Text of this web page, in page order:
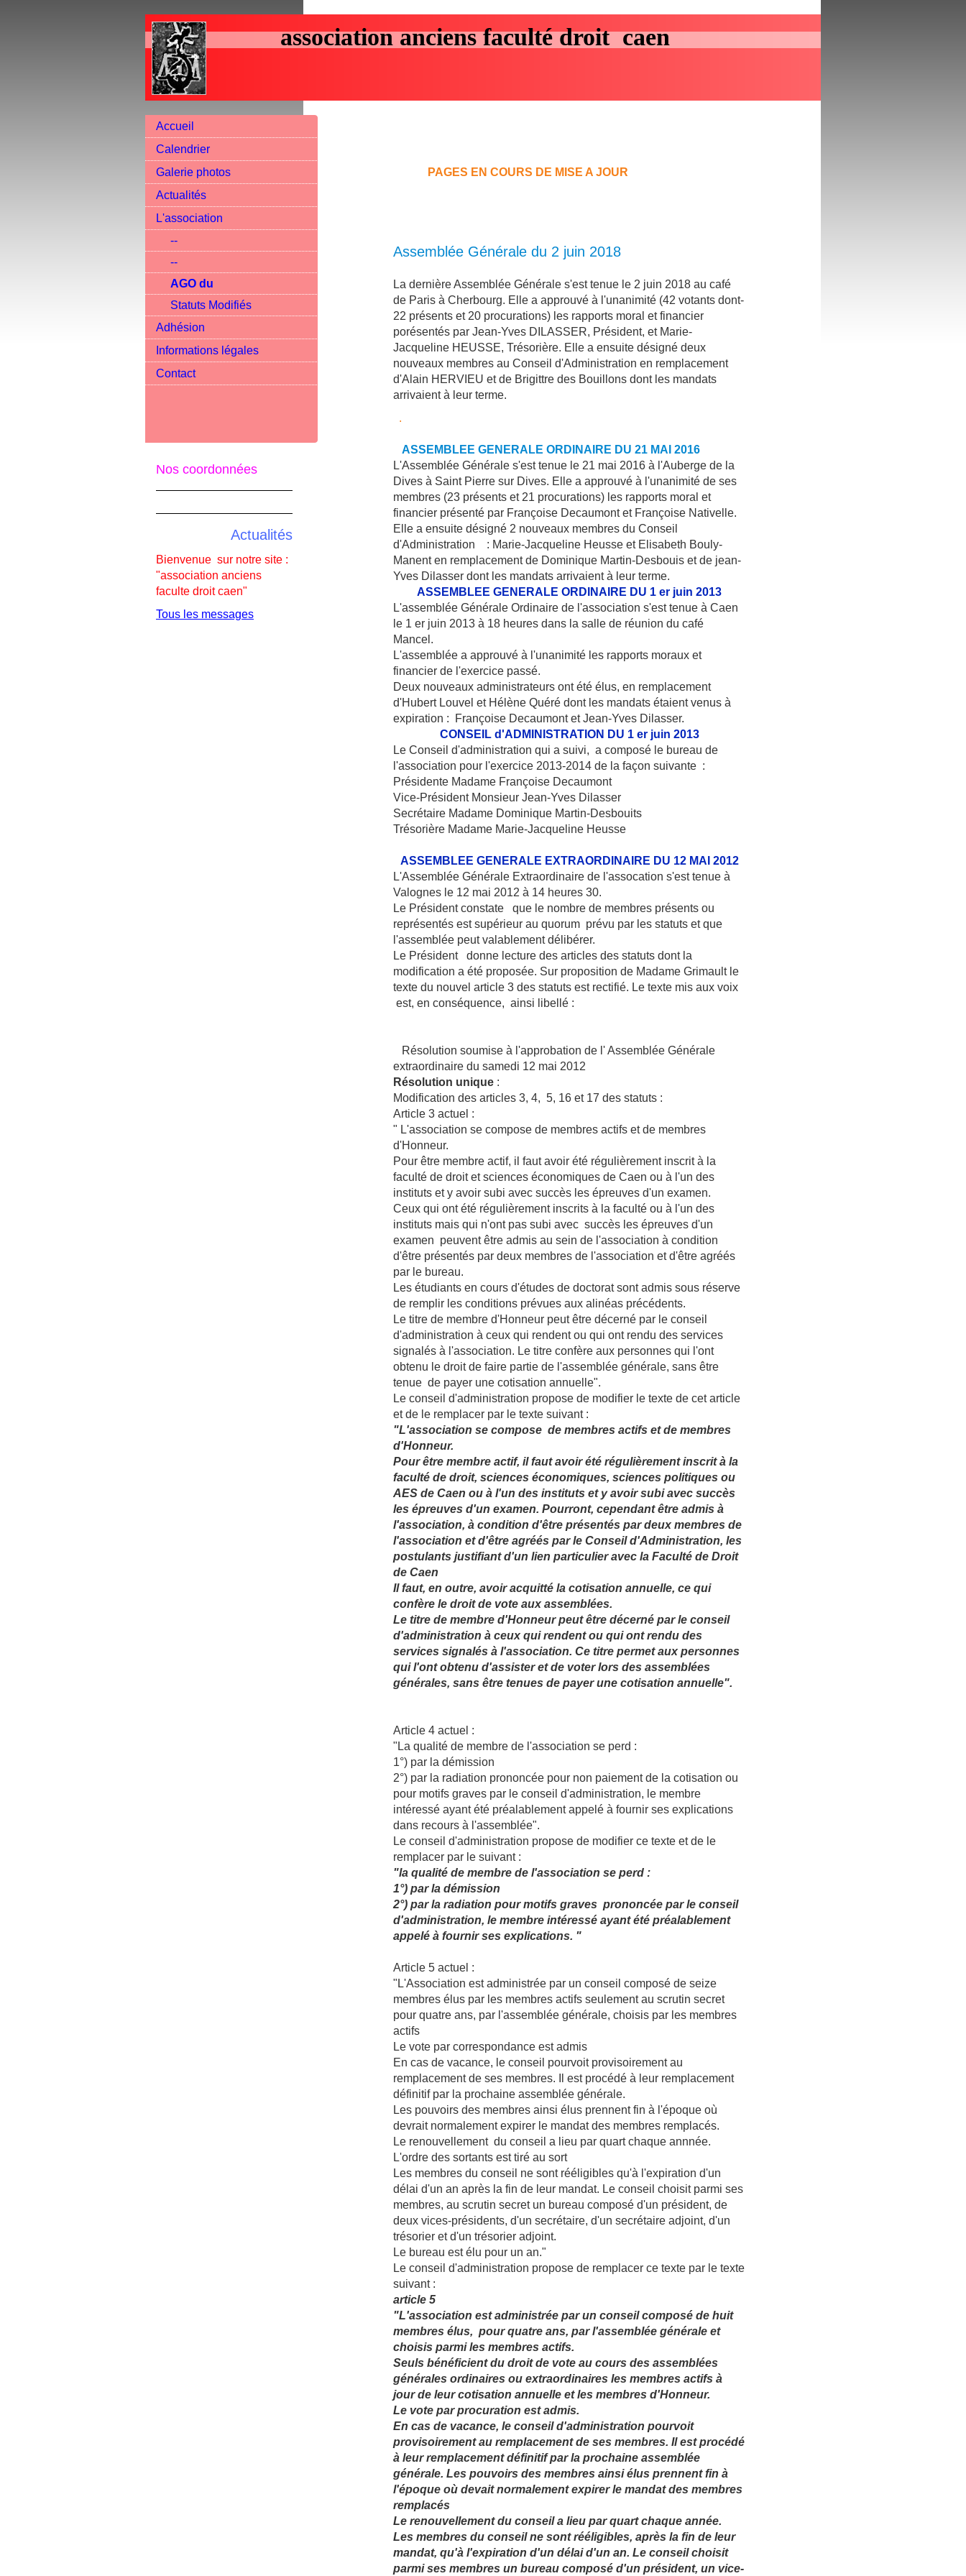
association anciens faculté droit caen
PAGES EN COURS DE MISE A JOUR
Assemblée Générale du 2 juin 2018
La dernière Assemblée Générale s'est tenue le 2 juin 2018 au café
de Paris à Cherbourg. Elle a approuvé à l'unanimité (42 votants dont-
22 présents et 20 procurations) les rapports moral et financier
porésentés par Jean-Yves DILASSER, Président, et Marie-
Jacqueline HEUSSE, Trésorière. Elle a ensuite désigné deux
nouveaux membres au Conseil d'Administration en remplacement
d'Alain HERVIEU et de Brigittre des Bouillons dont les mandats
arrivaient à leur terme.
.
ASSEMBLEE GENERALE ORDINAIRE DU 21 MAI 2016
L'Assemblée Générale s'est tenue le 21 mai 2016 à l'Auberge de la
Dives à Saint Pierre sur Dives. Elle a approuvé à l'unanimité de ses
membres (23 présents et 21 procurations) les rapports moral et
financier présenté par Françoise Decaumont et Françoise Nativelle.
Elle a ensuite désigné 2 nouveaux membres du Conseil
d'Administration : Marie-Jacqueline Heusse et Elisabeth Bouly-
Manent en remplacement de Dominique Martin-Desbouis et de jean-
Yves Dilasser dont les mandats arrivaient à leur terme.
ASSEMBLEE GENERALE ORDINAIRE DU 1 er juin 2013
L'assemblée Générale Ordinaire de l'association s'est tenue à Caen
le 1 er juin 2013 à 18 heures dans la salle de réunion du café
Mancel.
L'assemblée a approuvé à l'unanimité les rapports moraux et
financier de l'exercice passé.
Deux nouveaux administrateurs ont été élus, en remplacement
d'Hubert Louvel et Hélène Quéré dont les mandats étaient venus à
expiration : Françoise Decaumont et Jean-Yves Dilasser.
CONSEIL d'ADMINISTRATION DU 1 er juin 2013
Le Conseil d'administration qui a suivi, a composé le bureau de
l'association pour l'exercice 2013-2014 de la façon suivante :
Présidente Madame Françoise Decaumont
Vice-Président Monsieur Jean-Yves Dilasser
Secrétaire Madame Dominique Martin-Desbouits
Trésorière Madame Marie-Jacqueline Heusse
ASSEMBLEE GENERALE EXTRAORDINAIRE DU 12 MAI 2012
L'Assemblée Générale Extraordinaire de l'assocation s'est tenue à
Valognes le 12 mai 2012 à 14 heures 30.
Le Président constate que le nombre de membres présents ou
représentés est supérieur au quorum prévu par les statuts et que
l'assemblée peut valablement délibérer.
Le Président donne lecture des articles des statuts dont la
modification a été proposée. Sur proposition de Madame Grimault le
texte du nouvel article 3 des statuts est rectifié. Le texte mis aux voix
est, en conséquence, ainsi libellé :
Résolution soumise à l'approbation de l' Assemblée Générale
extraordinaire du samedi 12 mai 2012
Résolution unique :
Modification des articles 3, 4, 5, 16 et 17 des statuts :
Article 3 actuel :
" L'association se compose de membres actifs et de membres
d'Honneur.
Pour être membre actif, il faut avoir été régulièrement inscrit à la
faculté de droit et sciences économiques de Caen ou à l'un des
instituts et y avoir subi avec succès les épreuves d'un examen.
Ceux qui ont été régulièrement inscrits à la faculté ou à l'un des
instituts mais qui n'ont pas subi avec succès les épreuves d'un
examen peuvent être admis au sein de l'association à condition
d'être présentés par deux membres de l'association et d'être agréés
par le bureau.
Les étudiants en cours d'études de doctorat sont admis sous réserve
de remplir les conditions prévues aux alinéas précédents.
Le titre de membre d'Honneur peut être décerné par le conseil
d'administration à ceux qui rendent ou qui ont rendu des services
signalés à l'association. Le titre confère aux personnes qui l'ont
obtenu le droit de faire partie de l'assemblée générale, sans être
tenue de payer une cotisation annuelle".
Le conseil d'administration propose de modifier le texte de cet article
et de le remplacer par le texte suivant :
"L'association se compose de membres actifs et de membres
d'Honneur.
Pour être membre actif, il faut avoir été régulièrement inscrit à la
faculté de droit, sciences économiques, sciences politiques ou
AES de Caen ou à l'un des instituts et y avoir subi avec succès
les épreuves d'un examen. Pourront, cependant être admis à
l'association, à condition d'être présentés par deux membres de
l'association et d'être agréés par le Conseil d'Administration, les
postulants justifiant d'un lien particulier avec la Faculté de Droit
de Caen
Il faut, en outre, avoir acquitté la cotisation annuelle, ce qui
confère le droit de vote aux assemblées.
Le titre de membre d'Honneur peut être décerné par le conseil
d'administration à ceux qui rendent ou qui ont rendu des
services signalés à l'association. Ce titre permet aux personnes
qui l'ont obtenu d'assister et de voter lors des assemblées
générales, sans être tenues de payer une cotisation annuelle".
Article 4 actuel :
"La qualité de membre de l'association se perd :
1°) par la démission
2°) par la radiation prononcée pour non paiement de la cotisation ou
pour motifs graves par le conseil d'administration, le membre
intéressé ayant été préalablement appelé à fournir ses explications
dans recours à l'assemblée".
Le conseil d'administration propose de modifier ce texte et de le
remplacer par le suivant :
"la qualité de membre de l'association se perd :
1°) par la démission
2°) par la radiation pour motifs graves prononcée par le conseil
d'administration, le membre intéressé ayant été préalablement
appelé à fournir ses explications. "
Article 5 actuel :
"L'Association est administrée par un conseil composé de seize
membres élus par les membres actifs seulement au scrutin secret
pour quatre ans, par l'assemblée générale, choisis par les membres
actifs
Le vote par correspondance est admis
En cas de vacance, le conseil pourvoit provisoirement au
remplacement de ses membres. Il est procédé à leur remplacement
définitif par la prochaine assemblée générale.
Les pouvoirs des membres ainsi élus prennent fin à l'époque où
devrait normalement expirer le mandat des membres remplacés.
Le renouvellement du conseil a lieu par quart chaque annnée.
L'ordre des sortants est tiré au sort
Les membres du conseil ne sont rééligibles qu'à l'expiration d'un
délai d'un an après la fin de leur mandat. Le conseil choisit parmi ses
membres, au scrutin secret un bureau composé d'un président, de
deux vices-présidents, d'un secrétaire, d'un secrétaire adjoint, d'un
trésorier et d'un trésorier adjoint.
Le bureau est élu pour un an."
Le conseil d'administration propose de remplacer ce texte par le texte
suivant :
article 5
"L'association est administrée par un conseil composé de huit
membres élus, pour quatre ans, par l'assemblée générale et
choisis parmi les membres actifs.
Seuls bénéficient du droit de vote au cours des assemblées
générales ordinaires ou extraordinaires les membres actifs à
jour de leur cotisation annuelle et les membres d'Honneur.
Le vote par procuration est admis.
En cas de vacance, le conseil d'administration pourvoit
provisoirement au remplacement de ses membres. Il est procédé
à leur remplacement définitif par la prochaine assemblée
générale. Les pouvoirs des membres ainsi élus prennent fin à
l'époque où devait normalement expirer le mandat des membres
remplacés
Le renouvellement du conseil a lieu par quart chaque année.
Les membres du conseil ne sont rééligibles, après la fin de leur
mandat, qu'à l'expiration d'un délai d'un an. Le conseil choisit
parmi ses membres un bureau composé d'un président, un vice-
Accueil
Calendrier
Galerie photos
Actualités
L'association
--
--
AGO du
Statuts Modifiés
Adhésion
Informations légales
Contact
Nos coordonnées
Actualités
Bienvenue sur notre site :
"association anciens
faculte droit caen"
Tous les messages